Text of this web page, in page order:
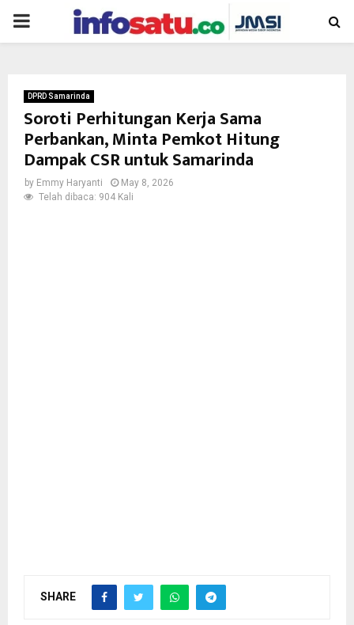
PRIMARY
DPRD Samarinda
Soroti Perhitungan Kerja Sama
Perbankan, Minta Pemkot Hitung
Dampak CSR untuk Samarinda
by Emmy Haryanti
May 8, 2026
Telah dibaca: 904 Kali
SHARE